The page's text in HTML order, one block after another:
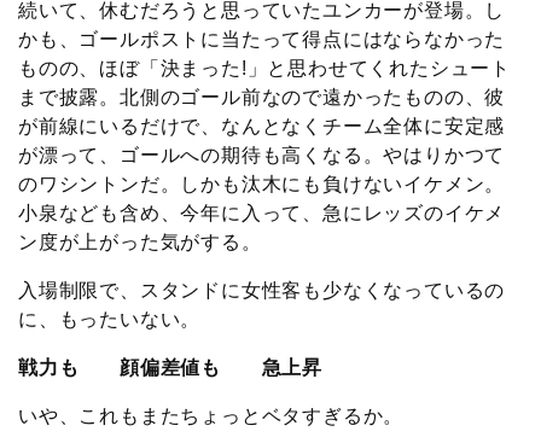
続いて、休むだろうと思っていたユンカーが登場。し
かも、ゴールポストに当たって得点にはならなかった
ものの、ほぼ「決まった!」と思わせてくれたシュート
まで披露。北側のゴール前なので遠かったものの、彼
が前線にいるだけで、なんとなくチーム全体に安定感
が漂って、ゴールへの期待も高くなる。やはりかつて
のワシントンだ。しかも汰木にも負けないイケメン。
小泉なども含め、今年に入って、急にレッズのイケメ
ン度が上がった気がする。
入場制限で、スタンドに女性客も少なくなっているの
に、もったいない。
戦力も 顔偏差値も 急上昇
いや、これもまたちょっとベタすぎるか。